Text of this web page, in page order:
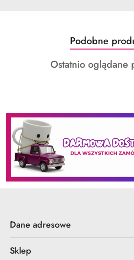
Pomiń karuzelę produktów
Produkty
o
statusie:
Podobne
Produkty
Ostatnio oglądane
Dane adresowe
Sklep